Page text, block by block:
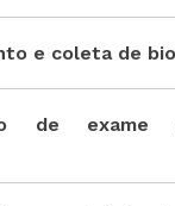
e coleta de
de exame